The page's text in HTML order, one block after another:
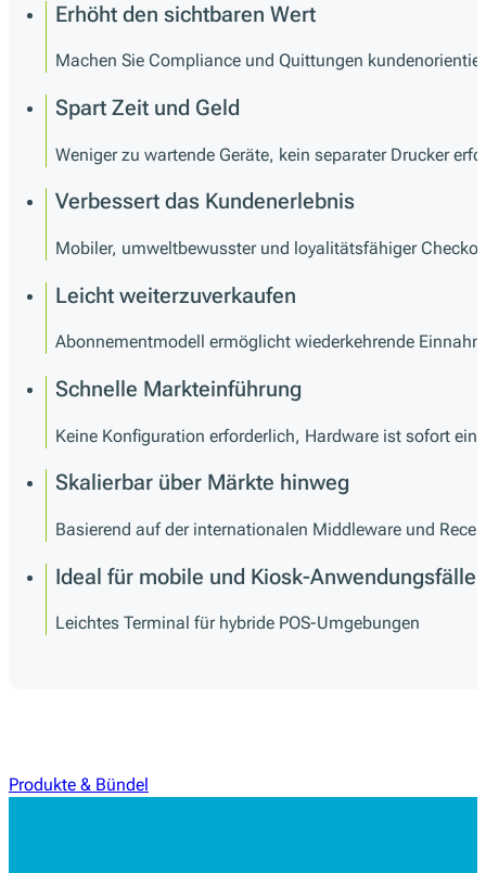
Erhöht den sichtbaren Wert
Machen Sie Compliance und Quittungen
Spart Zeit und Geld
Weniger zu wartende Geräte, kein separater Drucker
Verbessert das Kundenerlebnis
Mobiler, umweltbewusster und loyalitätsfähiger
Leicht weiterzuverkaufen
Abonnementmodell ermöglicht wiederkehrende
Schnelle Markteinführung
Keine Konfiguration erforderlich, Hardware ist sofort
Skalierbar über Märkte hinweg
Basierend auf der internationalen Middleware und
Ideal für mobile und Kiosk-Anwendungsfälle
Leichtes Terminal für hybride POS-Umgebungen
Produkte & Bündel